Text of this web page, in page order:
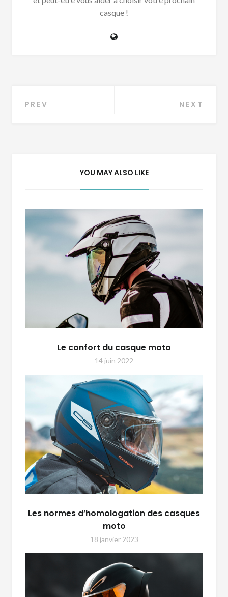
casque !
Navigation
PREV NEXT
YOU MAY ALSO LIKE
Le confort du casque moto
14 juin 2022
Les normes d’homologation des casques
moto
18 janvier 2023